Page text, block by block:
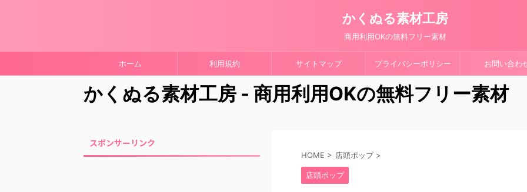
かくぬる素材工房
商用利用OKの無料フリー素材
ホーム 利用規約 サイトマップ プライバシーポリシー お問い合わ
かくぬる素材工房 - 商用利用OKの無料フリー素材
HOME > 店頭ポップ >
店頭ポップ
スポンサーリンク